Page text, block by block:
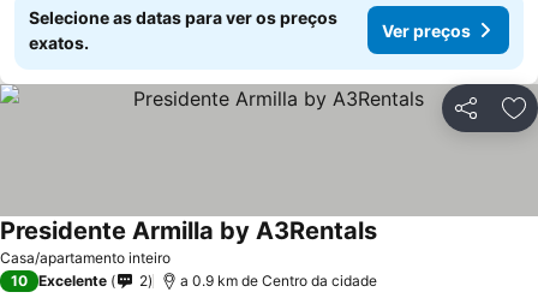
Selecione as datas para ver os preços
exatos.
Ver preços
Partilhar
Casa/apartamento inteiro
Presidente Armilla by A3Rentals
10 Excelente 2 a 0.9 km de Centro da cidade